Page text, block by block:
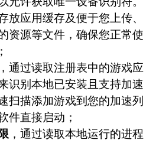
放应用缓存及便于您上传、
资源等文件，确保您正常使
，通过读取注册表中的游戏应
识别本地已安装且支持加速
扫描添加游戏到您的加速列
件直接启动；
，通过读取本地运行的进程